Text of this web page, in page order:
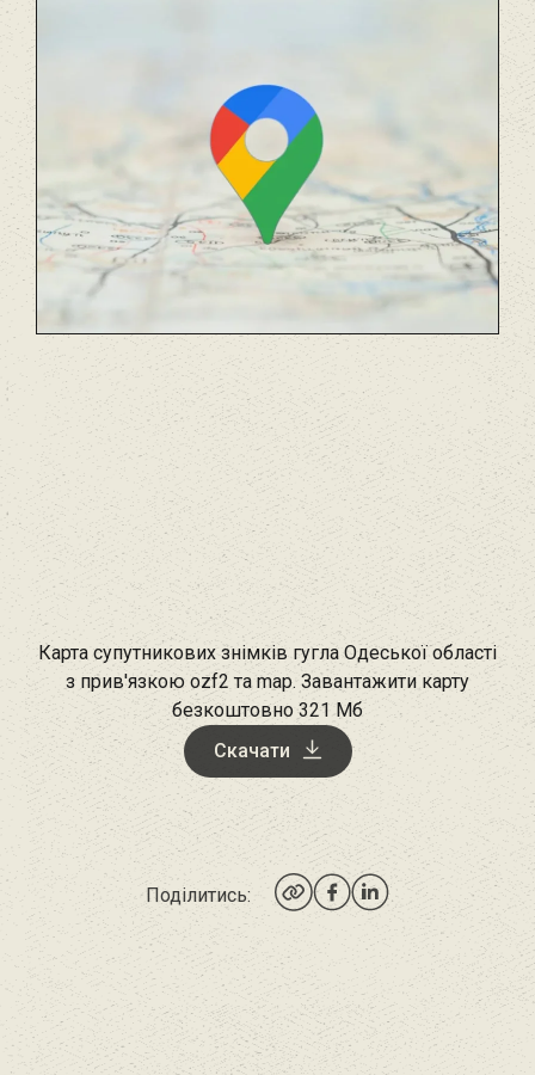
Карта супутникових знімків гугла Одеської області
з прив'язкою ozf2 та map. Завантажити карту
безкоштовно 321 Мб
Скачати
Поділитись: